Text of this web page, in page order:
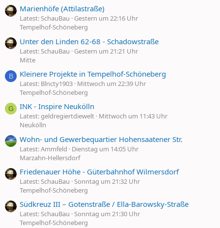
Marienhöfe (Attilastraße)
Latest: SchauBau
Gestern um 22:16 Uhr
Tempelhof-Schöneberg
Unter den Linden 62-68 - Schadowstraße
Latest: SchauBau
Gestern um 21:21 Uhr
Mitte
B Kleinere Projekte in Tempelhof-Schöneberg
Latest: Blncty1903 Mittwoch um 22:39 Uhr
Tempelhof-Schöneberg
G INK - Inspire Neukölln
Latest: geldregiertdiewelt Mittwoch um 11:43 Uhr
Neukölln
Wohn- und Gewerbequartier Hohensaatener Str.
Latest: Ammfeld
Dienstag um 14:05 Uhr
Marzahn-Hellersdorf
Friedenauer Höhe - Güterbahnhof Wilmersdorf
Latest: SchauBau Sonntag um 21:32 Uhr
Tempelhof-Schöneberg
Südkreuz III – Gotenstraße / Ella-Barowsky-Straße
Latest: SchauBau Sonntag um 21:30 Uhr
Tempelhof-Schöneberg